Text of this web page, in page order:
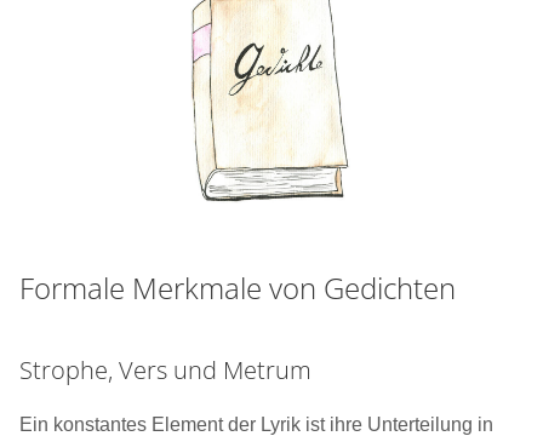
Formale Merkmale von Gedichten
Strophe, Vers und Metrum
Ein konstantes Element der Lyrik ist ihre Unterteilung in